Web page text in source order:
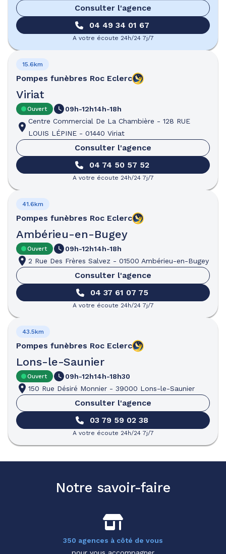
Consulter l'agence
04 49 34 01 67
A votre écoute 24h/24 7j/7
Pompes funèbres Roc Eclerc
Viriat
15.6km
Ouvert 09h-12h14h-18h
Centre Commercial De La Chambière - 128 RUE
LOUIS LÉPINE - 01440 Viriat
Consulter l'agence
04 74 50 57 52
A votre écoute 24h/24 7j/7
Pompes funèbres Roc Eclerc
Ambérieu-en-Bugey
41.6km
Ouvert 09h-12h14h-18h
2 Rue Des Frères Salvez - 01500 Ambérieu-en-Bugey
Consulter l'agence
04 37 61 07 75
A votre écoute 24h/24 7j/7
Pompes funèbres Roc Eclerc
Lons-le-Saunier
43.5km
Ouvert 09h-12h14h-18h30
150 Rue Désiré Monnier - 39000 Lons-le-Saunier
Consulter l'agence
03 79 59 02 38
A votre écoute 24h/24 7j/7
Notre savoir-faire
350 agences à côté de vous